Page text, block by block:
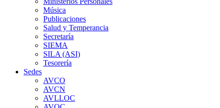
Música
Publicaciones
Salud y Temperancia
Secretaría
SIEMA
SILA (ASI)
Tesorería
Sedes
AVCO
AVCN
AVLLOC